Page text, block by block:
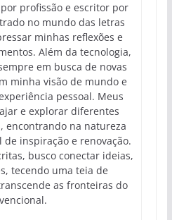
profissão e escritor por
no mundo das letras
minhas reflexões e
Além da tecnologia,
em busca de novas
minha visão de mundo e
pessoal. Meus
e explorar diferentes
encontrando na natureza
inspiração e renovação.
busco conectar ideias,
tecendo uma teia de
as fronteiras do